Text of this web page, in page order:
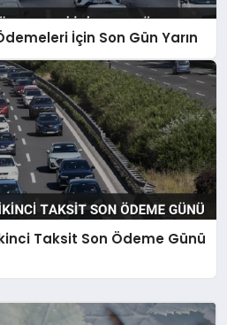
İçin Son Gün Yarın
Taksit Son Ödeme Günü